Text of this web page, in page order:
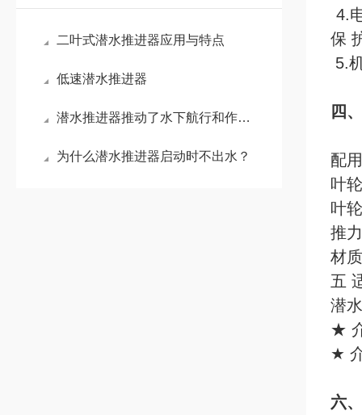
二叶式潜水推进器应用与特点
低速潜水推进器
潜水推进器推动了水下航行和作业的发展
为什么潜水推进器启动时不出水？
4.
保
5.
四
配
叶
叶
推
材
五
潜
★
★
六、